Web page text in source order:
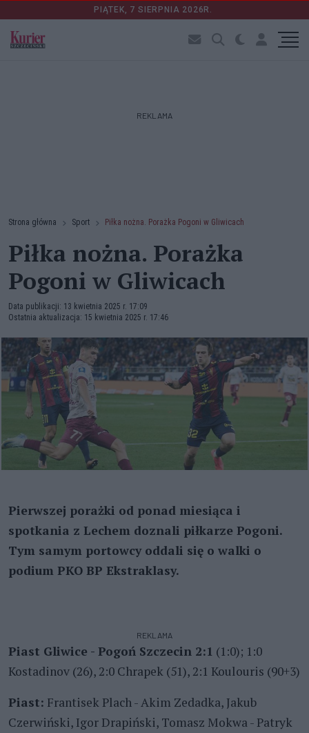
PIĄTEK, 7 SIERPNIA 2026R.
REKLAMA
Strona główna Sport Piłka nożna. Porażka Pogoni w Gliwicach
Piłka nożna. Porażka
Pogoni w Gliwicach
Data publikacji: 13 kwietnia 2025 r. 17:09
Ostatnia aktualizacja: 15 kwietnia 2025 r. 17:46
Pierwszej porażki od ponad miesiąca i
spotkania z Lechem doznali piłkarze Pogoni.
Tym samym portowcy oddali się o walki o
podium PKO BP Ekstraklasy.
REKLAMA
Piast Gliwice - Pogoń Szczecin 2:1 (1:0); 1:0
Kostadinov (26), 2:0 Chrapek (51), 2:1 Koulouris (90+3)
Piast: Frantisek Plach - Akim Zedadka, Jakub
Czerwiński, Igor Drapiński, Tomasz Mokwa - Patryk